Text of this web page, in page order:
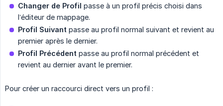
Changer de Profil passe à un profil précis choisi dans
l’éditeur de mappage.
Profil Suivant passe au profil normal suivant et revient au
premier après le dernier.
Profil Précédent passe au profil normal précédent et
revient au dernier avant le premier.
Pour créer un raccourci direct vers un profil :